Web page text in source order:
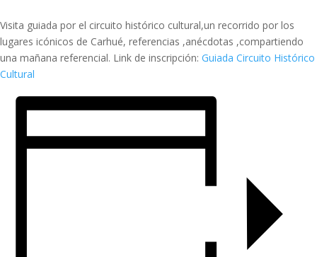
Visita guiada por el circuito histórico cultural,un recorrido por los
lugares icónicos de Carhué, referencias ,anécdotas ,compartiendo
una mañana referencial. Link de inscripción: Guiada Circuito Histórico
Cultural